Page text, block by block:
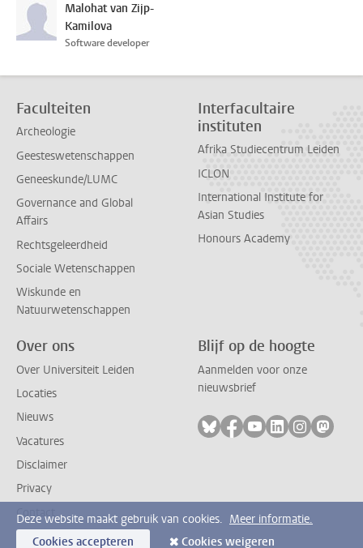
Malohat van Zijp-
Kamilova
Software developer
Faculteiten
Archeologie
Geesteswetenschappen
Geneeskunde/LUMC
Governance and Global
Affairs
Rechtsgeleerdheid
Sociale Wetenschappen
Wiskunde en
Natuurwetenschappen
Interfacultaire
instituten
Afrika Studiecentrum Leiden
ICLON
International Institute for
Asian Studies
Honours Academy
Over ons
Over Universiteit Leiden
Locaties
Nieuws
Vacatures
Disclaimer
Privacy
Contact
Blijf op de hoogte
Aanmelden voor onze
nieuwsbrief
Volg ons op bluesky
Volg ons op facebook
Volg ons op
Volg ons op
Volg ons
Volg
Deze website maakt gebruik van cookies. Meer informatie.
Cookies accepteren
Cookies weigeren